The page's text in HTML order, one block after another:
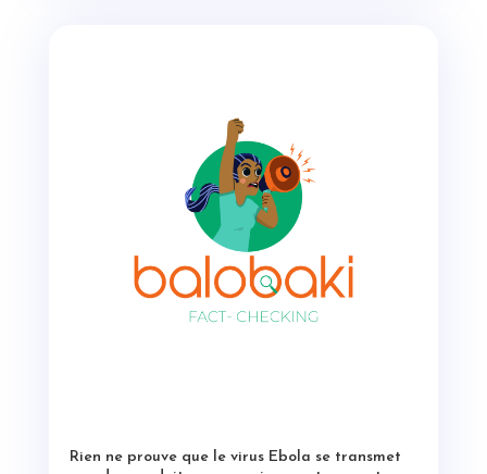
Rien ne prouve que le virus Ebola se transmet